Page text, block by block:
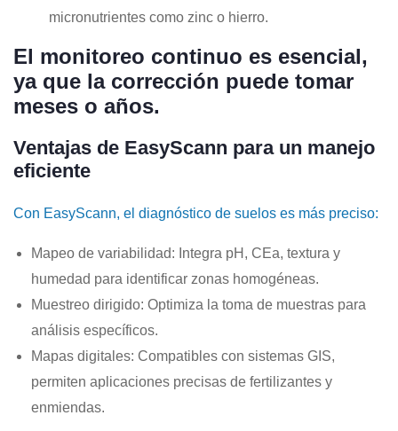
micronutrientes como zinc o hierro.
El monitoreo continuo es esencial,
ya que la corrección puede tomar
meses o años.
Ventajas de EasyScann para un manejo
eficiente
Con EasyScann, el diagnóstico de suelos es más preciso:
Mapeo de variabilidad: Integra pH, CEa, textura y
humedad para identificar zonas homogéneas.
Muestreo dirigido: Optimiza la toma de muestras para
análisis específicos.
Mapas digitales: Compatibles con sistemas GIS,
permiten aplicaciones precisas de fertilizantes y
enmiendas.